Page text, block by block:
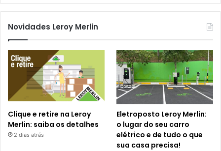
Novidades Leroy Merlin
Clique e retire na Leroy
Merlin: saiba os detalhes
2 dias atrás
Eletroposto Leroy Merlin:
o lugar do seu carro
elétrico e de tudo o que
sua casa precisa!